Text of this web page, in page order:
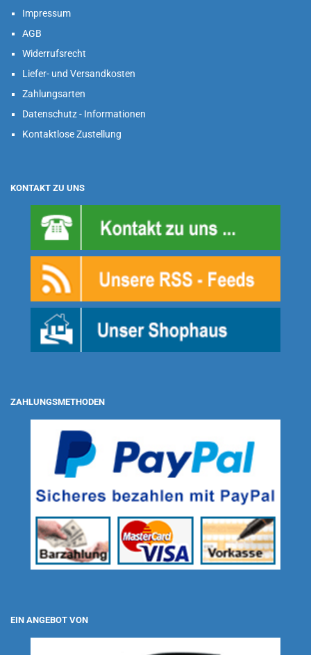
Impressum
AGB
Widerrufsrecht
Liefer- und Versandkosten
Zahlungsarten
Datenschutz - Informationen
Kontaktlose Zustellung
KONTAKT ZU UNS
ZAHLUNGSMETHODEN
EIN ANGEBOT VON